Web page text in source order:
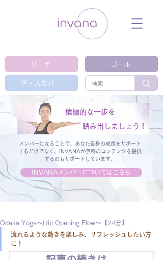
ガ 瞑想 栄養 医学 レッスン レクチャ
ー ​ストレス 免疫力 睡眠 メンタルヘル
サーチ
ディスカバー
ゴール
積極的な一歩を
踏み出しましょう！
メンバーになることで、あなた自身の成長をサポート
するだけでなく、
INVANAが無料のコンテンツを提供
するのもサポートしています。
INVANAメンバーについてはこちら
Odaka Yoga〜Hip Opening Flow〜【24分】
流れるような動きを楽しみ、リフレッシュしたい方
に！